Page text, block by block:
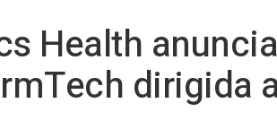
Health
dirigida